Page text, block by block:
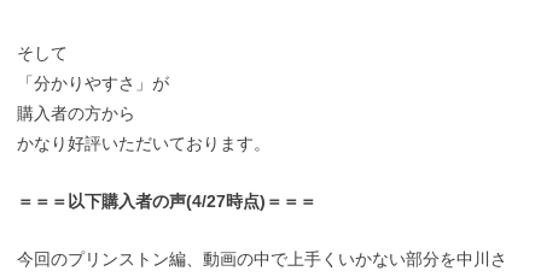
そして
「分かりやすさ」が
購入者の方から
かなり好評いただいております。
＝＝＝以下購入者の声(4/27時点)＝＝＝
今回のプリンストン編、動画の中で上手くいかない部分を中川さ